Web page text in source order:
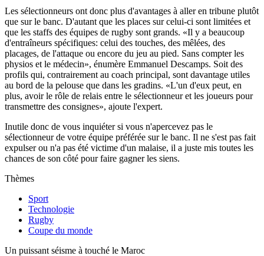
Les sélectionneurs ont donc plus d'avantages à aller en tribune plutôt
que sur le banc. D'autant que les places sur celui-ci sont limitées et
que les staffs des équipes de rugby sont grands. «Il y a beaucoup
d'entraîneurs spécifiques: celui des touches, des mêlées, des
placages, de l'attaque ou encore du jeu au pied. Sans compter les
physios et le médecin», énumère Emmanuel Descamps. Soit des
profils qui, contrairement au coach principal, sont davantage utiles
au bord de la pelouse que dans les gradins. «L'un d'eux peut, en
plus, avoir le rôle de relais entre le sélectionneur et les joueurs pour
transmettre des consignes», ajoute l'expert.
Inutile donc de vous inquiéter si vous n'apercevez pas le
sélectionneur de votre équipe préférée sur le banc. Il ne s'est pas fait
expulser ou n'a pas été victime d'un malaise, il a juste mis toutes les
chances de son côté pour faire gagner les siens.
Thèmes
Sport
Technologie
Rugby
Coupe du monde
Un puissant séisme à touché le Maroc